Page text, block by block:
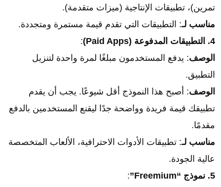
تمرين)، تطبيقات الإنتاجية (ميزات متقدمة).
مناسب لـ: التطبيقات التي تقدم قيمة مستمرة ومتجددة.
4. التطبيقات المدفوعة (Paid Apps)
:
الوصف: يدفع المستخدمون مبلغًا لمرة واحدة لتنزيل
التطبيق.
الوصف: أصبح هذا النموذج أقل شيوعًا. يجب أن يقدم
تطبيقك قيمة فريدة وواضحة جدًا ليقنع المستخدمين بالدفع
مقدمًا.
مناسب لـ: تطبيقات الأدوات الاحترافية، الألعاب المتخصصة
عالية الجودة.
5. نموذج “Freemium”
: